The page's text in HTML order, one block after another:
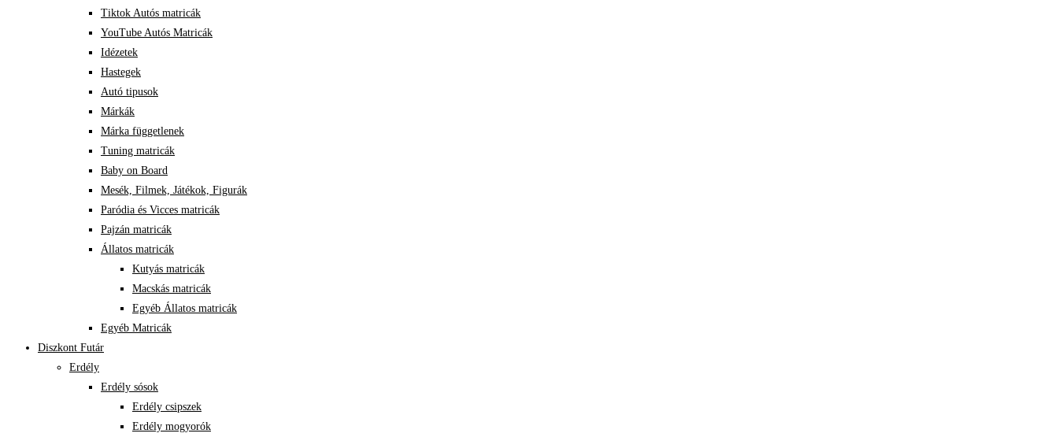
Tiktok Autós matricák
YouTube Autós Matricák
Idézetek
Hastegek
Autó tipusok
Márkák
Márka függetlenek
Tuning matricák
Baby on Board
Mesék, Filmek, Játékok, Figurák
Paródia és Vicces matricák
Pajzán matricák
Állatos matricák
Kutyás matricák
Macskás matricák
Egyéb Állatos matricák
Egyéb Matricák
Diszkont Futár
Erdély
Erdély sósok
Erdély csipszek
Erdély mogyorók